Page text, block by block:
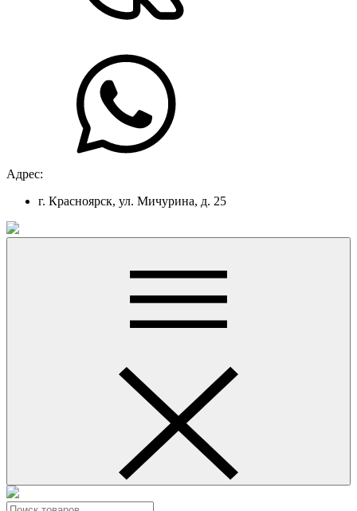
Адрес:
г. Красноярск, ул. Мичурина, д. 25